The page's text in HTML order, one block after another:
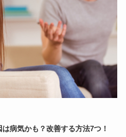
病気かも？改善する方法7つ！